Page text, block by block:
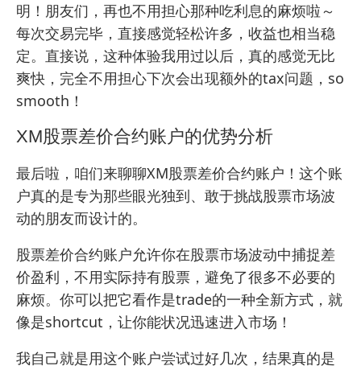
明！朋友们，再也不用担心那种吃利息的麻烦啦～
每次交易完毕，直接感觉轻松许多，收益也相当稳
定。直接说，这种体验我用过以后，真的感觉无比
爽快，完全不用担心下次会出现额外的tax问题，so
smooth！
XM股票差价合约账户的优势分析
最后啦，咱们来聊聊XM股票差价合约账户！这个账
户真的是专为那些眼光独到、敢于挑战股票市场波
动的朋友而设计的。
股票差价合约账户允许你在股票市场波动中捕捉差
价盈利，不用实际持有股票，避免了很多不必要的
麻烦。你可以把它看作是trade的一种全新方式，就
像是shortcut，让你能状况迅速进入市场！
我自己就是用这个账户尝试过好几次，结果真的是